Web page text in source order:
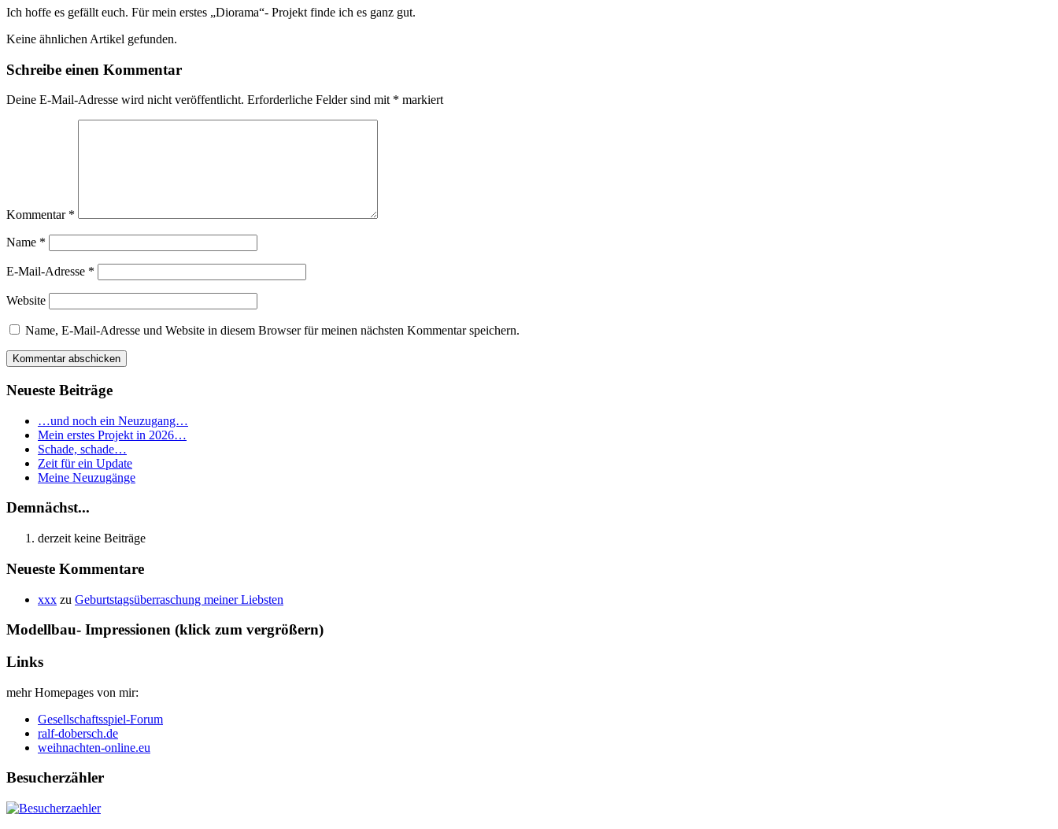
Ich hoffe es gefällt euch. Für mein erstes „Diorama“- Projekt finde ich es ganz gut.
Keine ähnlichen Artikel gefunden.
Schreibe einen Kommentar
Deine E-Mail-Adresse wird nicht veröffentlicht. Erforderliche Felder sind mit * markiert
Kommentar *
Name *
E-Mail-Adresse *
Website
Name, E-Mail-Adresse und Website in diesem Browser für meinen nächsten Kommentar speichern.
Neueste Beiträge
…und noch ein Neuzugang…
Mein erstes Projekt in 2026…
Schade, schade…
Zeit für ein Update
Meine Neuzugänge
Demnächst...
derzeit keine Beiträge
Neueste Kommentare
xxx zu Geburtstagsüberraschung meiner Liebsten
Modellbau- Impressionen (klick zum vergrößern)
Links
mehr Homepages von mir:
Gesellschaftsspiel-Forum
ralf-dobersch.de
weihnachten-online.eu
Besucherzähler